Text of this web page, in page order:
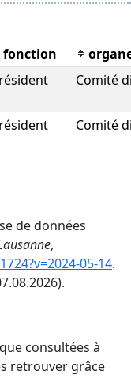
fonction
Comité
Comité
de données
,
05-14.
consultées à
retrouver grâce